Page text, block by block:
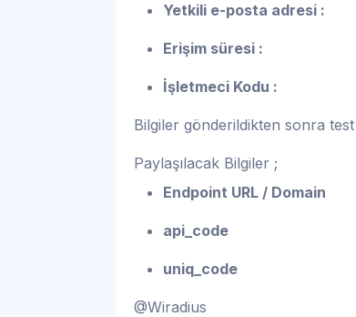
Yetkili e-posta adresi :
Erişim süresi :
İşletmeci Kodu :
Bilgiler gönderildikten sonra
Paylaşılacak Bilgiler ;
Endpoint URL / Domain
api_code
uniq_code
@Wiradius